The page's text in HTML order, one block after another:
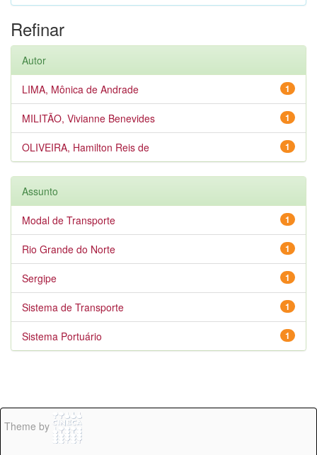
Refinar
Autor
1
LIMA, Mônica de Andrade
1
MILITÃO, Vivianne Benevides
1
OLIVEIRA, Hamilton Reis de
Assunto
1
Modal de Transporte
1
Rio Grande do Norte
1
Sergipe
1
Sistema de Transporte
1
Sistema Portuário
Theme by